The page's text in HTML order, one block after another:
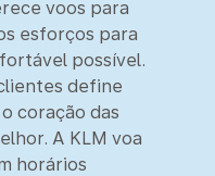
voos para
esforços para
possível.
define
coração das
A KLM voa
horários